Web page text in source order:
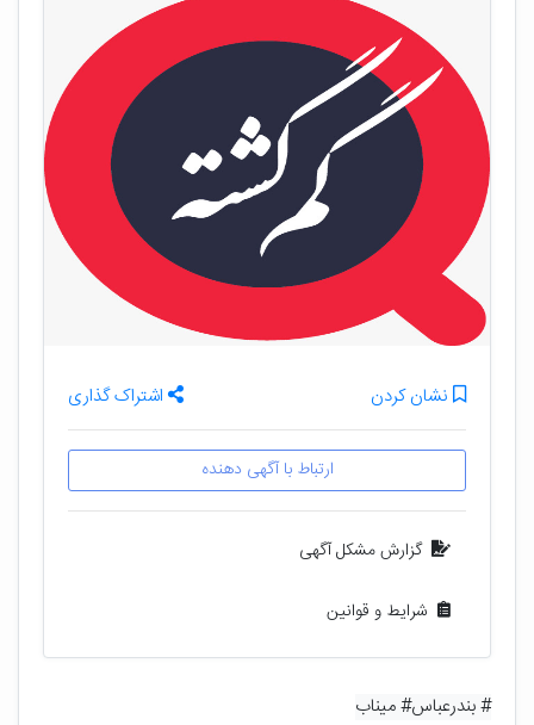
نشان کردن اشتراک گذاری
ارتباط با آگهی دهنده
گزارش مشکل آگهی
شرایط و قوانین
# بندرعباس# میناب